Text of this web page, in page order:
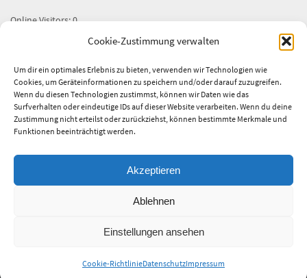
Cookie-Zustimmung verwalten
Um dir ein optimales Erlebnis zu bieten, verwenden wir Technologien wie
Cookies, um Geräteinformationen zu speichern und/oder darauf zuzugreifen.
Wenn du diesen Technologien zustimmst, können wir Daten wie das
Surfverhalten oder eindeutige IDs auf dieser Website verarbeiten. Wenn du deine
Zustimmung nicht erteilst oder zurückziehst, können bestimmte Merkmale und
Funktionen beeinträchtigt werden.
Akzeptieren
Ablehnen
Einstellungen ansehen
Cookie-RichtlinieDatenschutzImpressum
Online Visitors:0
Besucher gestern:
Besucher gesamt:2.674
Letztes Beitrags-Datum:25.07.2026
This text can be changed from the Miscellaneous section of the settings
dolor sit amet,consectetur adipiscing
Präsentiert vonNirvana&WordPress.